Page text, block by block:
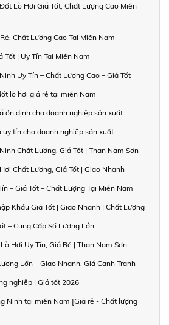
Lò Hơi Giá Tốt, Chất Lượng Cao Miền
Chất Lượng Cao Tại Miền Nam
Tốt | Uy Tín Tại Miền Nam
Uy Tín – Chất Lượng Cao – Giá Tốt
lò hơi giá rẻ tại miền Nam
ổn định cho doanh nghiệp sản xuất
uy tín cho doanh nghiệp sản xuất
Chất Lượng, Giá Tốt | Than Nam Sơn
Chất Lượng, Giá Tốt | Giao Nhanh
– Giá Tốt – Chất Lượng Tại Miền Nam
Khẩu Giá Tốt | Giao Nhanh | Chất Lượng
– Cung Cấp Số Lượng Lớn
Hơi Uy Tín, Giá Rẻ | Than Nam Sơn
Lớn – Giao Nhanh, Giá Cạnh Tranh
nghiệp | Giá tốt 2026
Ninh tại miền Nam [Giá rẻ - Chất lượng